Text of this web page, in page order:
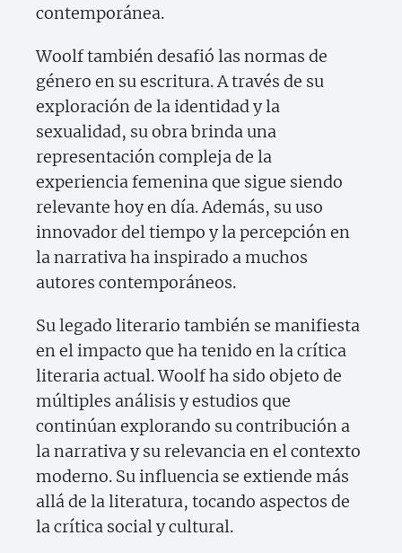
contemporánea.
Woolf también desafió las normas de
género en su escritura. A través de su
exploración de la identidad y la
sexualidad, su obra brinda una
representación compleja de la
experiencia femenina que sigue siendo
relevante hoy en día. Además, su uso
innovador del tiempo y la percepción en
la narrativa ha inspirado a muchos
autores contemporáneos.
Su legado literario también se manifiesta
en el impacto que ha tenido en la crítica
literaria actual. Woolf ha sido objeto de
múltiples análisis y estudios que
continúan explorando su contribución a
la narrativa y su relevancia en el contexto
moderno. Su influencia se extiende más
allá de la literatura, tocando aspectos de
la crítica social y cultural.